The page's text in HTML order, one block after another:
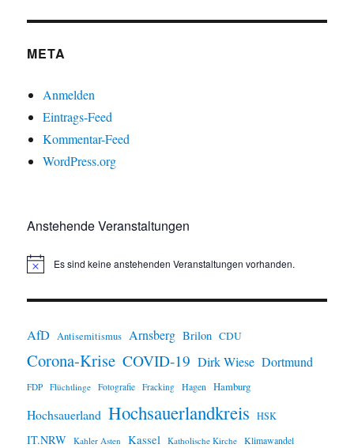
META
Anmelden
Eintrags-Feed
Kommentar-Feed
WordPress.org
Anstehende Veranstaltungen
H
w
s
Es sind keine anstehenden Veranstaltungen vorhanden.
AfD Antisemitismus Arnsberg Brilon CDU
Corona-Krise COVID-19 Dirk Wiese Dortmund
FDP Flüchtlinge Fotografie Fracking Hagen Hamburg
Hochsauerland Hochsauerlandkreis HSK
IT.NRW Kahler Asten Kassel Katholische Kirche Klimawandel